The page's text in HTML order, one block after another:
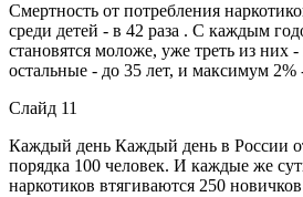
Смертность от потребления
среди детей - в 42 раза . С каждым
становятся моложе, уже треть из них
остальные - до 35 лет, и максимум 2%
Слайд 11
Каждый день Каждый день в России
порядка 100 человек. И каждые же
наркотиков втягиваются 250